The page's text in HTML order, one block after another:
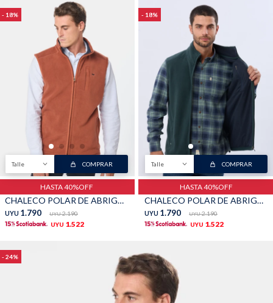
18
Talle COMPRAR
HASTA 40%OFF
CHALECO POLAR DE ABRIGO - Terracota
UYU 1.790 UYU 2.190
UYU 1.522
18
Talle COMPRAR
HASTA 40%OFF
CHALECO POLAR DE ABRIGO - Verde
UYU 1.790 UYU 2.190
UYU 1.522
24
TALLES GRANDES Uniformes empresariales
Quiero ser parte Canjear mis puntos
Uniformes empresariales
Juntá puntos Friends
Locales
Cómo comprar
Envíos, cambios y devoluciones